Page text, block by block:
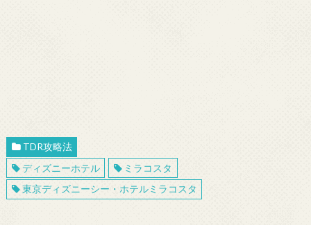
TDR攻略法
ディズニーホテル
ミラコスタ
東京ディズニーシー・ホテルミラコスタ